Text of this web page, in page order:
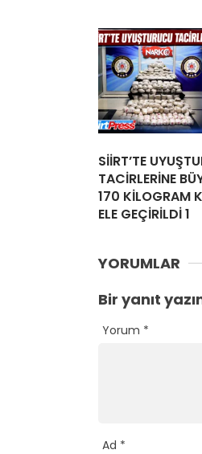
SİİRT’TE
TACİRLERİNE
170 KİLOGRAM
ELE GEÇİRİLDİ 1
YORUMLAR
Bir yanıt
Yorum *
Ad *